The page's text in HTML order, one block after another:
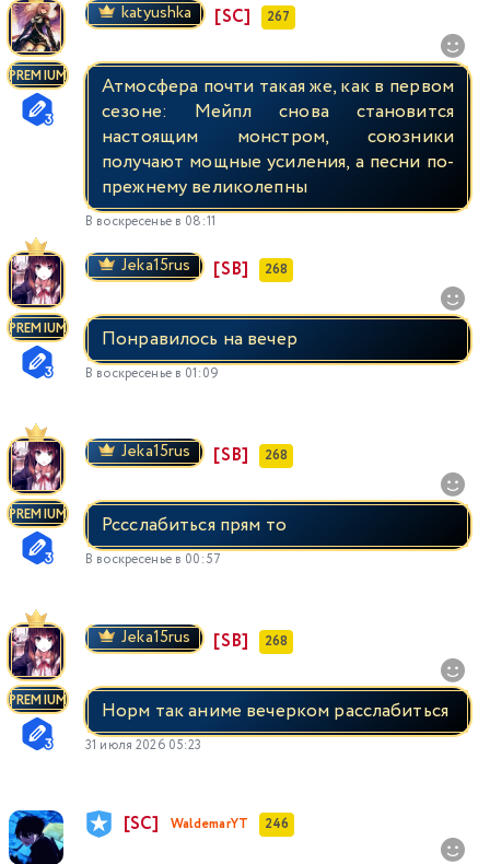
PREMIUM
katyushka [SC] 267
Атмосфера почти такая же, как в первом
сезоне: Мейпл снова становится
настоящим монстром, союзники
получают мощные усиления, а песни по-
прежнему великолепны
В воскресенье в 08:11
PREMIUM
Jeka15rus [SB] 268
Понравилось на вечер
В воскресенье в 01:09
PREMIUM
Jeka15rus [SB] 268
Рссслабиться прям то
В воскресенье в 00:57
PREMIUM
Jeka15rus [SB] 268
Норм так аниме вечерком расслабиться
31 июля 2026 05:23
[SC] WaldemarYT 246